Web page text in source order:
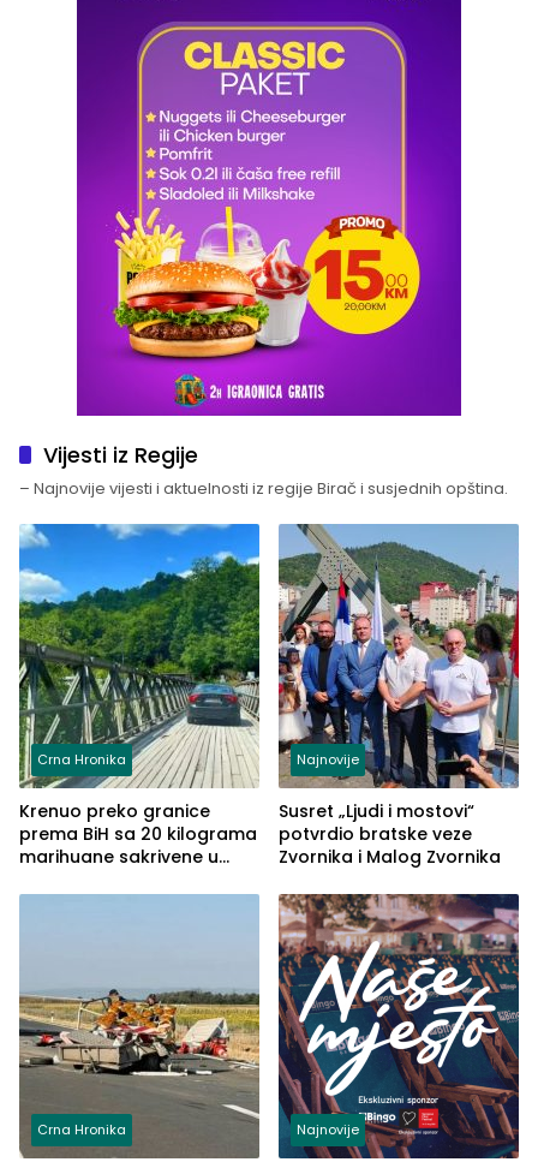
Vijesti iz Regije
– Najnovije vijesti i aktuelnosti iz regije Birač i susjednih opština.
Crna Hronika
Krenuo preko granice
prema BiH sa 20 kilograma
marihuane sakrivene u
Najnovije
Susret „Ljudi i mostovi“
potvrdio bratske veze
Zvornika i Malog Zvornika
Crna Hronika Najnovije